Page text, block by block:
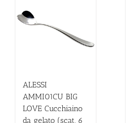
ILLUMINAZIONE
BOMBONIERE
BELLINI HO.RE.CA
ALESSI
AMMI01CU BIG
LOVE Cucchiaino
da gelato (scat. 6